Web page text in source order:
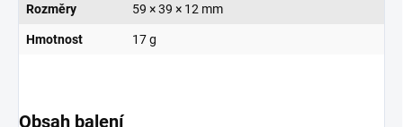
Rozměry 59 × 39 × 12 mm
Hmotnost 17 g
Obsah balení